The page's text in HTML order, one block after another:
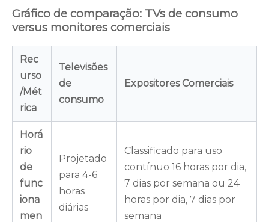
Gráfico de comparação: TVs de consumo
versus monitores comerciais
Rec
urso
/Mét
rica
Televisões
de
consumo
Expositores Comerciais
Horá
rio
de
func
iona
men
Projetado
para 4-6
horas
diárias
Classificado para uso
contínuo 16 horas por dia,
7 dias por semana ou 24
horas por dia, 7 dias por
semana